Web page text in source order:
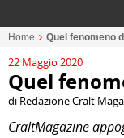
Home Quel fenomeno
22 Maggio 2020
Quel
di Redazione Cralt
CraltMagazine